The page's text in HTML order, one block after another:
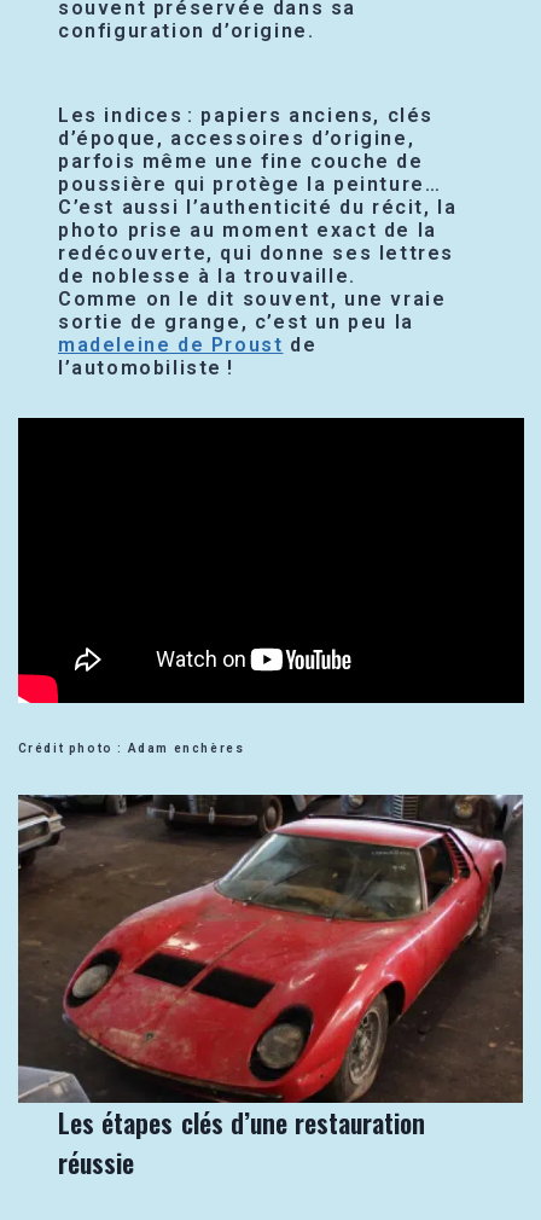
souvent préservée dans sa
configuration d’origine.
Les indices : papiers anciens, clés
d’époque, accessoires d’origine,
parfois même une fine couche de
poussière qui protège la peinture…
C’est aussi l’authenticité du récit, la
photo prise au moment exact de la
redécouverte, qui donne ses lettres
de noblesse à la trouvaille.
Comme on le dit souvent, une vraie
sortie de grange, c’est un peu la
madeleine de Proust de
l’automobiliste !
Crédit photo : Adam enchères
Les étapes clés d’une restauration
réussie